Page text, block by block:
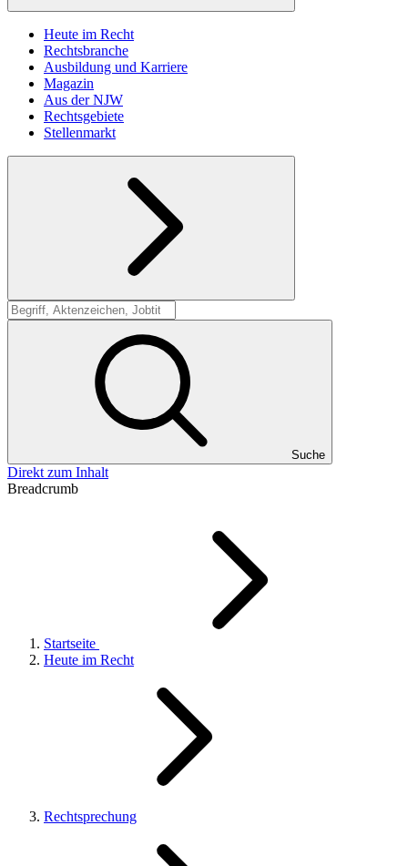
Heute im Recht
Rechtsbranche
Ausbildung und Karriere
Magazin
Aus der NJW
Rechtsgebiete
Stellenmarkt
Suche
Suche
Direkt zum Inhalt
Breadcrumb
Startseite
Heute im Recht
Rechtsprechung